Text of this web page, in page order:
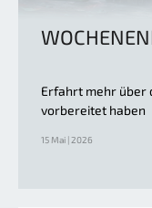
Erfahrt mehr über
vorbereitet haben
15 Mai | 2026